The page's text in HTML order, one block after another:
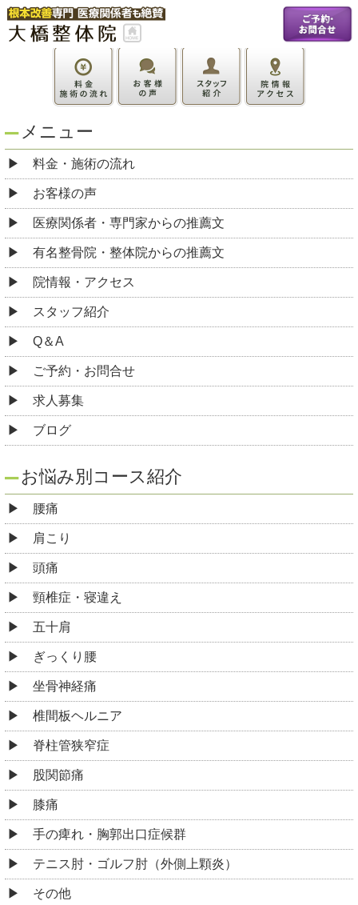
メニュー
料金・施術の流れ
お客様の声
医療関係者・専門家からの推薦文
有名整骨院・整体院からの推薦文
院情報・アクセス
スタッフ紹介
Q＆A
ご予約・お問合せ
求人募集
ブログ
お悩み別コース紹介
腰痛
肩こり
頭痛
頸椎症・寝違え
五十肩
ぎっくり腰
坐骨神経痛
椎間板ヘルニア
脊柱管狭窄症
股関節痛
膝痛
手の痺れ・胸郭出口症候群
テニス肘・ゴルフ肘（外側上顆炎）
その他